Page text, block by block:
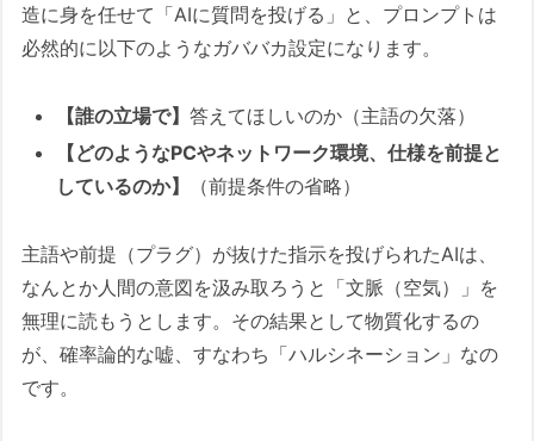
造に身を任せて「AIに質問を投げる」と、プロンプトは
必然的に以下のようなガババカ設定になります。
【誰の立場で】答えてほしいのか（主語の欠落）
【どのようなPCやネットワーク環境、仕様を前提と
しているのか】
（前提条件の省略）
主語や前提（プラグ）が抜けた指示を投げられたAIは、
なんとか人間の意図を汲み取ろうと「文脈（空気）」を
無理に読もうとします。その結果として物質化するの
が、確率論的な嘘、すなわち「ハルシネーション」なの
です。